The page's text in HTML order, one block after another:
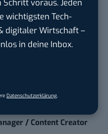
voraus. Jeden
wichtigsten Tech-
digitaler Wirtschaft –
in deine Inbox.
Datenschutzerklärung.
(m/w/d)
in Gelsenkirchen
/ Content Creator